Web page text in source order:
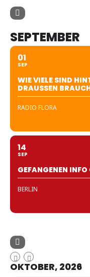
SEPTEMBER
01
SEP
WIE VIELE SIND
DRAUSSEN
RADIO FLORA
14
SEP
GEFANGENEN INFO
BERLIN
OKTOBER, 2026